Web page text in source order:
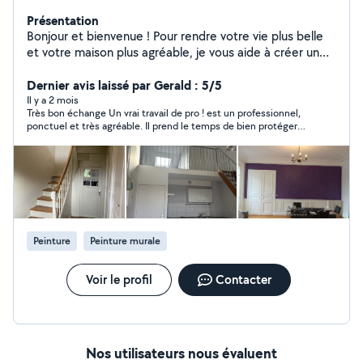
Présentation
Bonjour et bienvenue ! Pour rendre votre vie plus belle
et votre maison plus agréable, je vous aide à créer un
Entreprise de peinture Artisan peintre professionnel
avec 11 ans d'expérience, spécialisé dans la rénovation
intérieure et extérieure. Travail soigné, respect des
délais et finitions de haute qualité. Je vous garantis un
travail soigné, impeccable et durable, réalisé avec détail
et avec du matériel professionnel complet, avec l'appui
de mon équipe. Mes engagements : Travail détaillé
Finitions de haute qualité Résultat élégant et
harmonieux Intervention rapide et professionnelle Devis
: Intervention sur rendez-vous, en fonction des travaux
demandés de votre part.
Dernier avis laissé par Gerald : 5/5
Il y a 2 mois
Très bon échange Un vrai travail de pro ! est un professionnel,
ponctuel et très agréable. Il prend le temps de bien protéger
est au dessus de nos attentes ! Je recommande vivement !!
Merci à vous !
Peinture Peinture murale
Voir le profil Contacter
Nos utilisateurs nous évaluent